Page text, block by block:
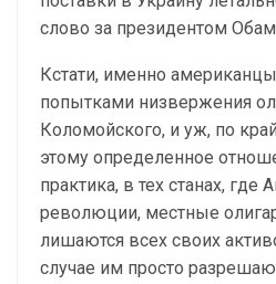
слово за президентом
Кстати, именно
попытками низвержения
Коломойского, и уж, по
этому определенное
практика, в тех станах, где
революции, местные
лишаются всех своих
случае им просто